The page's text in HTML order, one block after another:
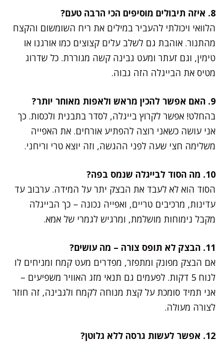
8. איזה תיבולים מוסיפים הכי הרבה טעם?
הלוואי ויכולתי להעביר במילים את ריח השומשום והקצח
מהתנור. אוהבת גם לשלב עלים קצוצים כמו אורגנו או
טימין, וגם זעתר ומעט גבינה קשה מגוררת. כל שדרוג
מטיס את הבייגלה הזה גבוה.
9. האם אפשר להכין מראש ולאפות מאוחר יותר?
בהחלט! אפשר לקרוץ בייגלה, לסדר בתבנית ולכסות. כך
אני עושה כשאני רוצה להפתיע אורחים. את האפייה
משלימה חצי שעה לפני ההגשה, וזה יוצא טרי וריחני.
10. מה הסוד לבייגלה שנמס בפה?
הסוד הוא לא לעבד את הבצק יתר על המידה. ערבוב עד
עדינות, מרכיבים טריים, ואפייה נכונה – כך הבייגלה
מקבל נימוחות מושלמת, ומרגיש לגמרי של אמא.
11. הבצק לא תופס צורה – מה עושים?
אם הבצק מפונק ומתפזר, מפדרים מעט קמח ומניחים לו
לנוח 5 דקות. לפעמים גם תנאי מזג האוויר משפיעים –
אני תמיד סומכת על קצת מנוחה לקמח ולגבינה, זה חוזר
לצורה מעולה.
12. אפשר לעשות גרסה ללא גלוטן?